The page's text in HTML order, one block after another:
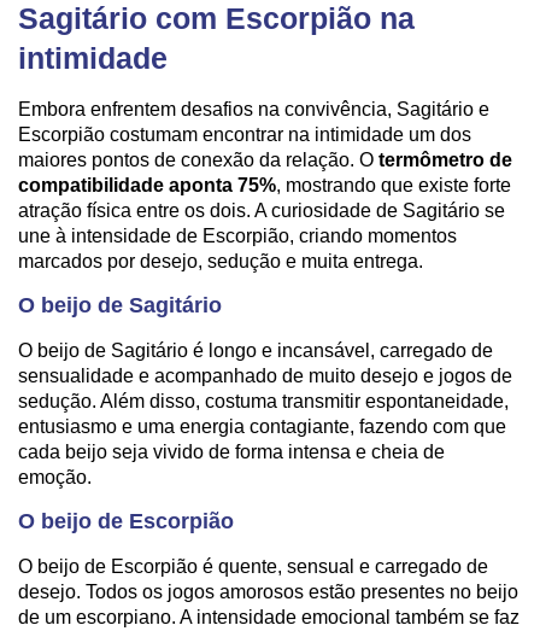
Sagitário com Escorpião na
intimidade
Embora enfrentem desafios na convivência, Sagitário e
Escorpião costumam encontrar na intimidade um dos
maiores pontos de conexão da relação. O termômetro de
compatibilidade aponta 75%, mostrando que existe forte
atração física entre os dois. A curiosidade de Sagitário se
une à intensidade de Escorpião, criando momentos
marcados por desejo, sedução e muita entrega.
O beijo de Sagitário
O beijo de Sagitário é longo e incansável, carregado de
sensualidade e acompanhado de muito desejo e jogos de
sedução. Além disso, costuma transmitir espontaneidade,
entusiasmo e uma energia contagiante, fazendo com que
cada beijo seja vivido de forma intensa e cheia de
emoção.
O beijo de Escorpião
O beijo de Escorpião é quente, sensual e carregado de
desejo. Todos os jogos amorosos estão presentes no beijo
de um escorpiano. A intensidade emocional também se faz